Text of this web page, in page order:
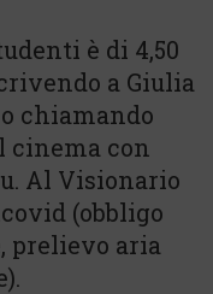
è di 4,50
a Giulia
o chiamando
cinema con
Al Visionario
(obbligo
prelievo aria